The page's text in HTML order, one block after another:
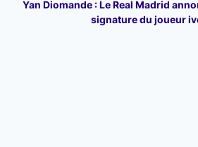
Yan Diomande : Le Real Madrid
signature du joueur